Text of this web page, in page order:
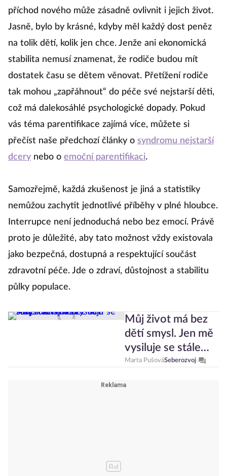
příchod nového může zásadně ovlivnit i jejich život.
Jasně, bylo by krásné, kdyby měl každý dost peněz
na tolik dětí, kolik jen chce. Jenže ani ekonomická
stabilita nemusí znamenat, že rodiče budou mít
dostatek času se dětem věnovat. Přetížení rodiče
tak mohou „zapřáhnout“ do péče své nejstarší děti,
což má dalekosáhlé psychologické dopady. Pokud
vás téma parentifikace zajímá více, můžete si
přečíst naše předchozí články o syndromu nejstarší
dcery nebo o emoční parentifikaci.
Samozřejmě, každá zkušenost je jiná a statistiky
nemůžou zachytit jednotlivé příběhy v plné hloubce.
Interrupce není jednoduchá nebo bez emocí. Právě
proto je důležité, aby tato možnost vždy existovala
jako bezpečná, dostupná a respektující součást
zdravotní péče. Jde o zdraví, důstojnost a stabilitu
půlky populace.
Můj život má bez
dětí smysl. Jen mě
vysiluje se stále
obhajovat
Marta PušováSeberozvoj